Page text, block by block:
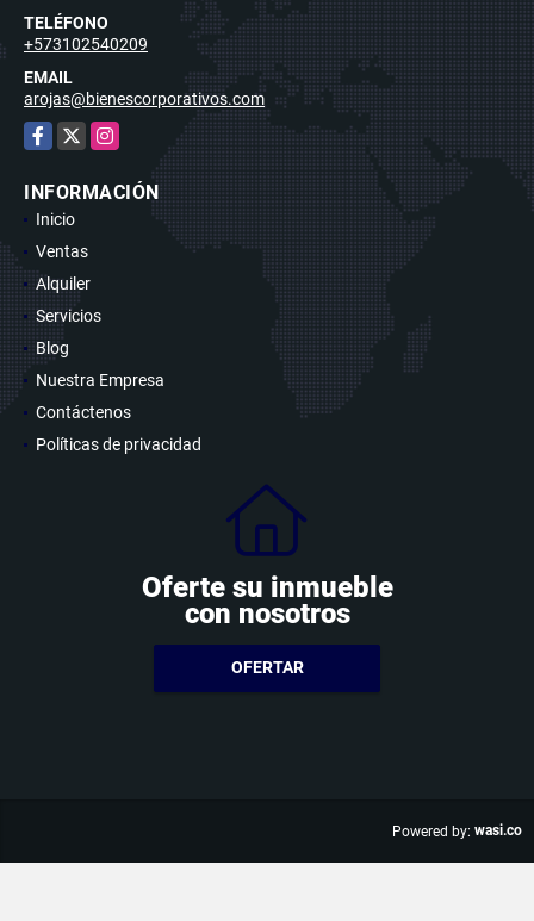
TELÉFONO
+573102540209
EMAIL
arojas@bienescorporativos.com
Facebook
X Instagram
INFORMACIÓN
Inicio
Ventas
Alquiler
Servicios
Blog
Nuestra Empresa
Contáctenos
Políticas de privacidad
Oferte su inmueble
con nosotros
OFERTAR
Powered by: wasi.co